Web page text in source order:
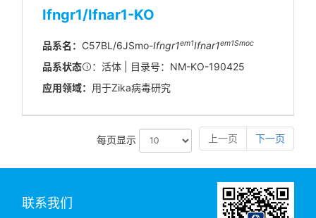
Ifngr1/Ifnar1-KO
品系名： C57BL/6JSmo-Ifngr1em1Ifnar1em1Smoc
品系状态
：活体 | 目录号：NM-KO-190425
应用领域： 用于Zika病毒研究
每页显示 上一页 下一页
联系我们